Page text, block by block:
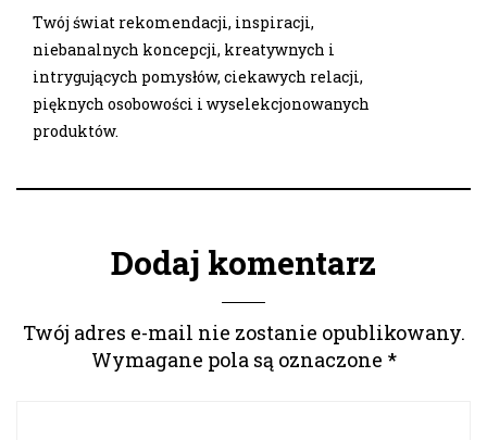
Twój świat rekomendacji, inspiracji,
niebanalnych koncepcji, kreatywnych i
intrygujących pomysłów, ciekawych relacji,
pięknych osobowości i wyselekcjonowanych
produktów.
Dodaj komentarz
Twój adres e-mail nie zostanie opublikowany.
Wymagane pola są oznaczone *